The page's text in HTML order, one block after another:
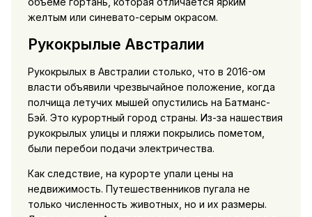
желтым или синевато-серым окрасом.
Рукокрылые Австралии
Рукокрылых в Австралии столько, что в 2016-ом
власти объявили чрезвычайное положение, когда
полчища летучих мышей опустились на Батманс-
Бэй. Это курортный город страны. Из-за нашествия
рукокрылых улицы и пляжи покрылись пометом,
были перебои подачи электричества.
Как следствие, на курорте упали цены на
недвижимость. Путешественников пугала не
только численность животных, но и их размеры.